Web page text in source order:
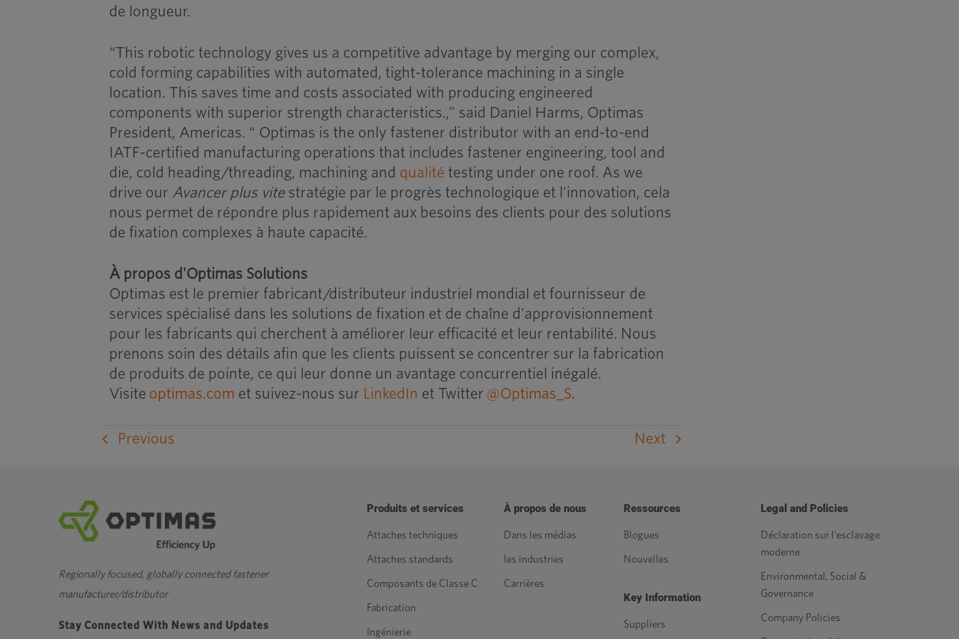
de longueur.
“This robotic technology gives us a competitive advantage by merging our complex,
cold forming capabilities with automated, tight-tolerance machining in a single
location. This saves time and costs associated with producing engineered
components with superior strength characteristics.,” said Daniel Harms, Optimas
President, Americas. “ Optimas is the only fastener distributor with an end-to-end
IATF-certified manufacturing operations that includes fastener engineering, tool and
die, cold heading/threading, machining and qualité testing under one roof. As we
drive our Avancer plus vitestratégie par le progrès technologique et l'innovation, cela
nous permet de répondre plus rapidement aux besoins des clients pour des solutions
de fixation complexes à haute capacité.
À propos d'Optimas Solutions
Optimas est le premier fabricant/distributeur industriel mondial et fournisseur de
services spécialisé dans les solutions de fixation et de chaîne d'approvisionnement
pour les fabricants qui cherchent à améliorer leur efficacité et leur rentabilité. Nous
prenons soin des détails afin que les clients puissent se concentrer sur la fabrication
de produits de pointe, ce qui leur donne un avantage concurrentiel inégalé.
Visite optimas.com et suivez-nous sur LinkedIn et Twitter @Optimas_S.
Previous Next
Regionally focused, globally connected fastener
manufacturer/distributor
Stay Connected With News and Updates
Produits et services
Attaches techniques
Attaches standards
Composants de Classe C
Fabrication
Ingénierie
À propos de nous
Dans les médias
les industries
Carrières
Ressources
Blogues
Nouvelles
Key Information
Suppliers
Legal and Policies
Déclaration sur l'esclavage
moderne
Environmental, Social &
Governance
Company Policies